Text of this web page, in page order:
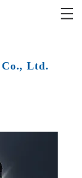
Ltd.